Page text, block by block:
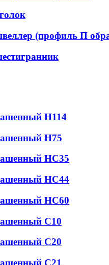
(профиль П
Н114
Н75
НС35
НС44
НС60
С10
С20
С21